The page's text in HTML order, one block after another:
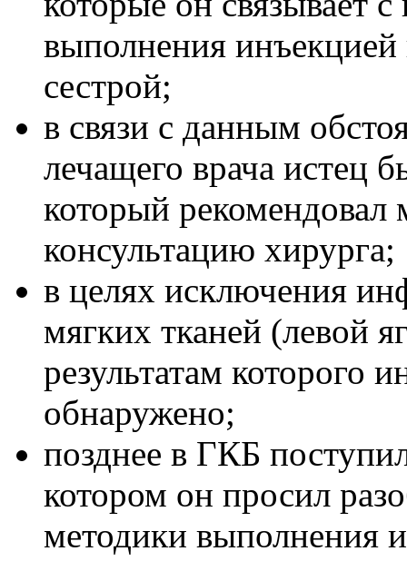
выполнения инъекцией
сестрой;
в связи с данным
лечащего врача истец
который рекомендовал
консультацию хирурга;
в целях исключения
мягких тканей (левой
результатам которого
обнаружено;
позднее в ГКБ
котором он просил
методики выполнения